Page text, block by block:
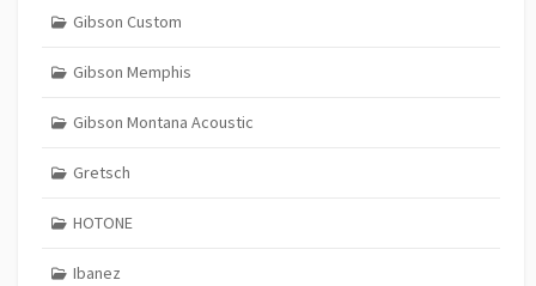
Gibson Custom
Gibson Memphis
Gibson Montana Acoustic
Gretsch
HOTONE
Ibanez